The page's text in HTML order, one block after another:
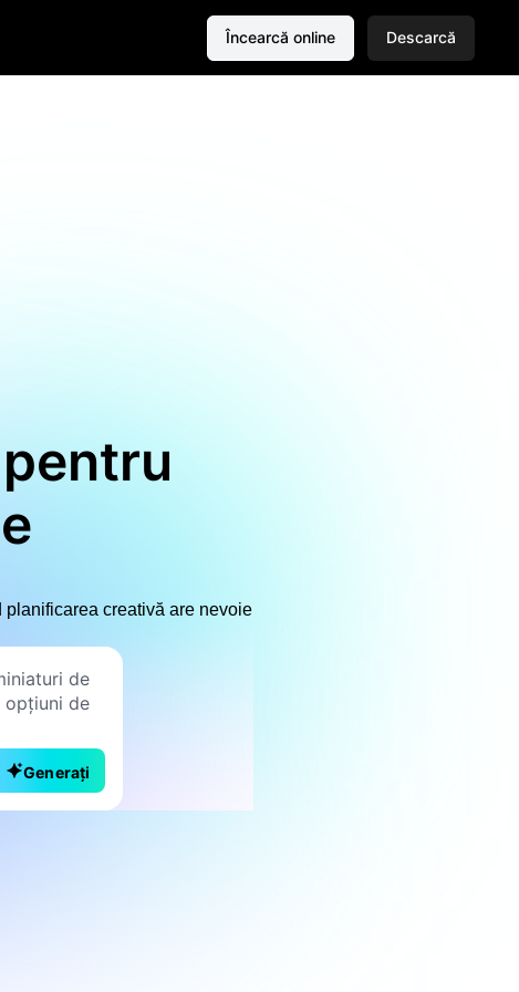
Încearcă online Descarcă
creativă are nevoie
Generați